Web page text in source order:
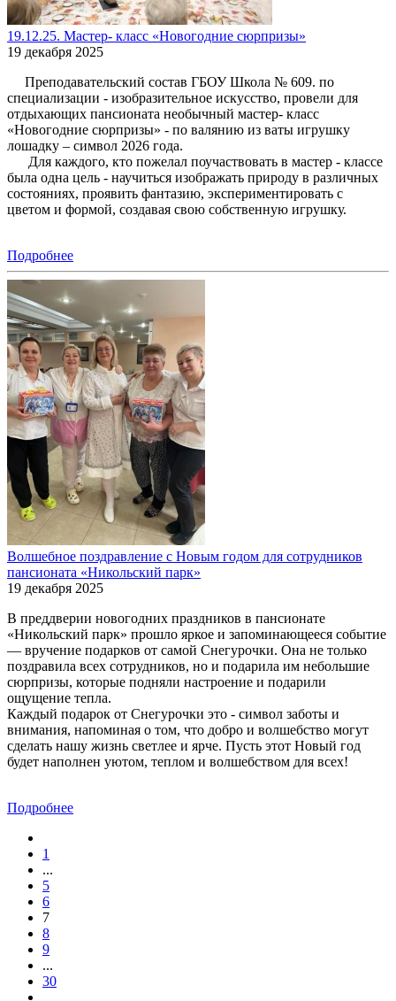
19.12.25. Мастер- класс «Новогодние сюрпризы»
19 декабря 2025
Преподавательский состав ГБОУ Школа № 609. по
специализации - изобразительное искусство, провели для
отдыхающих пансионата необычный мастер- класс
«Новогодние сюрпризы» - по валянию из ваты игрушку
лошадку – символ 2026 года.
Для каждого, кто пожелал поучаствовать в мастер - классе
была одна цель - научиться изображать природу в различных
состояниях, проявить фантазию, экспериментировать с
цветом и формой, создавая свою собственную игрушку.
Подробнее
Волшебное поздравление с Новым годом для сотрудников
пансионата «Никольский парк»
19 декабря 2025
В преддверии новогодних праздников в пансионате
«Никольский парк» прошло яркое и запоминающееся событие
— вручение подарков от самой Снегурочки. Она не только
поздравила всех сотрудников, но и подарила им небольшие
сюрпризы, которые подняли настроение и подарили
ощущение тепла.
Каждый подарок от Снегурочки это - символ заботы и
внимания, напоминая о том, что добро и волшебство могут
сделать нашу жизнь светлее и ярче. Пусть этот Новый год
будет наполнен уютом, теплом и волшебством для всех!
Подробнее
1
...
5
6
7
8
9
...
30